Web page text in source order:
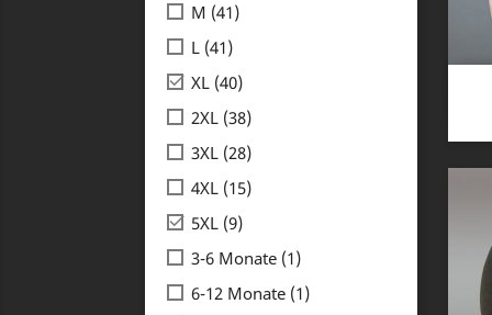
M (41)
L (41)
 XL (40)
2XL (38)
3XL (28)
4XL (15)
 5XL (9)
3-6 Monate (1)
6-12 Monate (1)